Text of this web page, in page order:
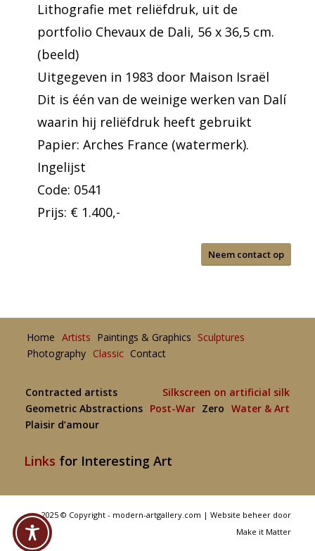
Lithografie met reliëfdruk, uit de
portfolio Chevaux de Dali, 56 x 36,5 cm.
(beeld)
Uitgegeven in 1983 door Maison Israël
Dit is één van de weinige werken van Dalí
waarin hij reliëfdruk heeft gebruikt
Papier: Arches France (watermerk).
Ingelijst
Code: 0541
Prijs: € 1.400,-
Neem contact op
Home Artists Paintings & Graphics Sculptures
Photography Classic Contact
Contracted artists
Silkscreen on artificial silk
Geometric Abstractions
Post-War Zero Water & Art
Plaisir d’amour
Links for Interesting Art
2025 © Copyright - modern-artgallery.com |Website beheer door
Make it Matter